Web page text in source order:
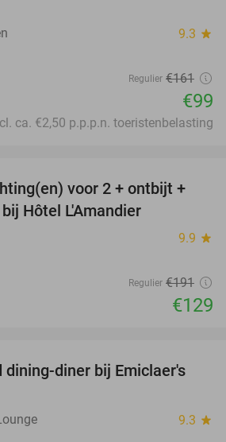
9.3 star
Regulier €161
€99
ca. €2,50 p.p.p.n. toeristenbelasting
32%
voor 2 + ontbijt +
Hôtel L'Amandier
9.9 star
Regulier €191
€129
48%
dining-diner bij Emiclaer's
9.3 star